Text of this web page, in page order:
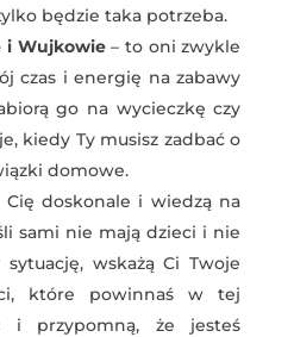
będzie taka potrzeba.
i Wujkowie– to oni zwykle
czas i energię na zabawy
go na wycieczkę czy
kiedy Ty musisz zadbać o
domowe.
Cię doskonale i wiedzą na
sami nie mają dzieci i nie
wskażą Ci Twoje
które powinnaś w tej
i przypomną, że jesteś